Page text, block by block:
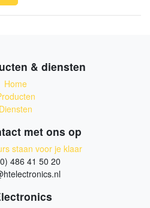
& diensten
Home
Diensten
met ons op
staan voor je klaar
486 41 50 20